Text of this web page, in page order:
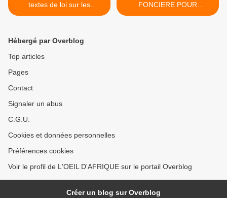
textes de loi sur les
Violences basées sur le
FONCIERE POUR
L’ACCROISSEMENT DE LA
Hébergé par Overblog
Top articles
Pages
Contact
Signaler un abus
C.G.U.
Cookies et données personnelles
Préférences cookies
Voir le profil de L'OEIL D'AFRIQUE sur le portail Overblog
Créer un blog sur Overblog